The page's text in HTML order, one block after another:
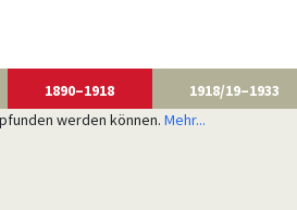
1890–1918 1918/19–1933
werden können. Mehr...